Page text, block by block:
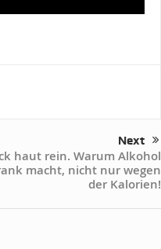
Next
haut rein. Warum Alkohol
macht, nicht nur wegen
der Kalorien!